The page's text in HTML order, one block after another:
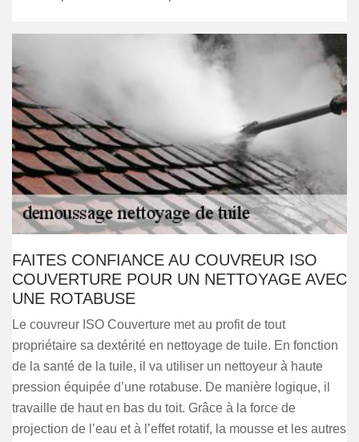
FAITES CONFIANCE AU COUVREUR ISO
COUVERTURE POUR UN NETTOYAGE AVEC
UNE ROTABUSE
Le couvreur ISO Couverture met au profit de tout
propriétaire sa dextérité en nettoyage de tuile. En fonction
de la santé de la tuile, il va utiliser un nettoyeur à haute
pression équipée d’une rotabuse. De manière logique, il
travaille de haut en bas du toit. Grâce à la force de
projection de l’eau et à l’effet rotatif, la mousse et les autres